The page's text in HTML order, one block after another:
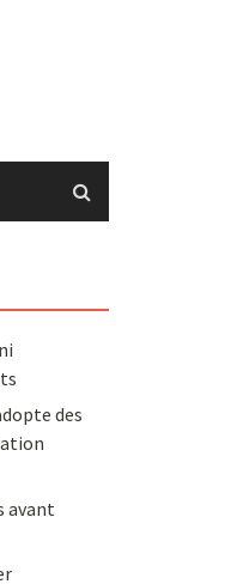
des
avant